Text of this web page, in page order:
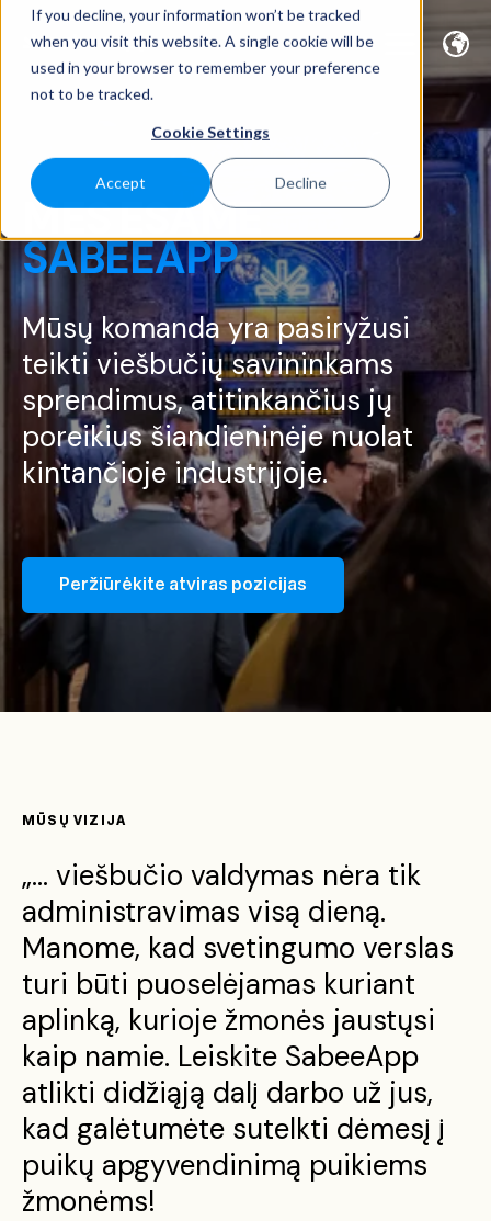
If you decline, your information won’t be tracked
when you visit this website. A single cookie will be
used in your browser to remember your preference
not to be tracked.
Cookie Settings
Accept Decline
MES ESAME
SABEEAPP
Mūsų komanda yra pasiryžusi
teikti viešbučių savininkams
sprendimus, atitinkančius jų
poreikius šiandieninėje nuolat
kintančioje industrijoje.
Peržiūrėkite atviras pozicijas
MŪSŲ VIZIJA
„... viešbučio valdymas nėra tik
administravimas visą dieną.
Manome, kad svetingumo verslas
turi būti puoselėjamas kuriant
aplinką, kurioje žmonės jaustųsi
kaip namie. Leiskite SabeeApp
atlikti didžiąją dalį darbo už jus,
kad galėtumėte sutelkti dėmesį į
puikų apgyvendinimą puikiems
žmonėms!